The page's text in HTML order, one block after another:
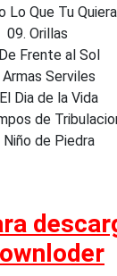
Lo Que Tu
09. Orillas
Frente al Sol
Armas Serviles
Dia de la Vida
de
Niño de Piedra